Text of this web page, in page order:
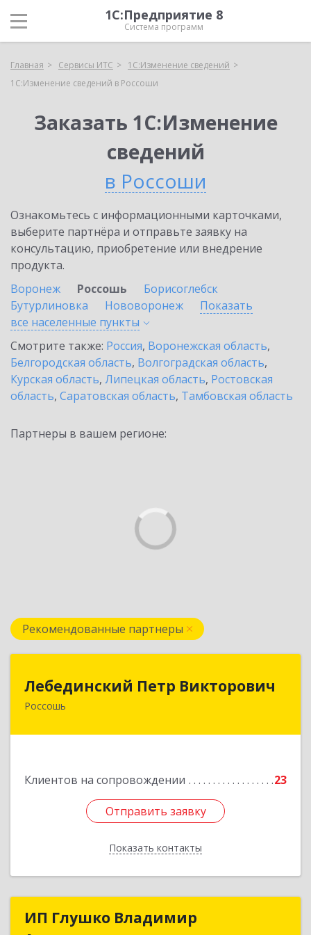
1С:Предприятие 8
Система программ
Главная Сервисы ИТС
1С:Изменение сведений
1С:Изменение сведений в Россоши
Заказать 1С:Изменение
сведений
в Россоши
Ознакомьтесь с информационными карточками,
выберите партнёра и отправьте заявку на
консультацию, приобретение или внедрение
продукта.
Воронеж
Россошь
Борисоглебск
Бутурлиновка
Нововоронеж
Показать
все населенные пункты
Смотрите также: Россия, Воронежская область,
Белгородская область, Волгоградская область,
Курская область, Липецкая область, Ростовская
область, Саратовская область, Тамбовская область
Партнеры в вашем регионе:
Рекомендованные партнеры
Лебединский Петр Викторович
Россошь
Клиентов на сопровождении 23
Отправить заявку
Показать контакты
Лебединский Петр Викторович
396650, Воронежская обл., г. Россошь, пер.
Отправить заявку
Назад
ИП Глушко ВладимирИП Глушко Владимир